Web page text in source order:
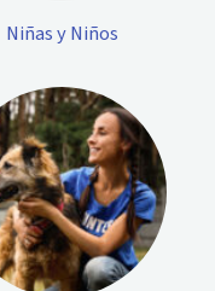
Niñas y Niños